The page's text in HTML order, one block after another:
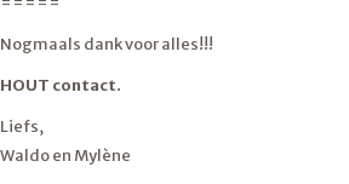
Nogmaals dank voor alles!!!
HOUT contact.
Liefs,
Waldo en Mylène